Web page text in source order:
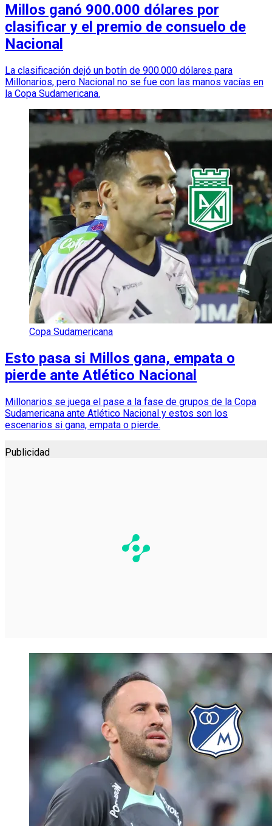
Millos ganó 900.000 dólares por
clasificar y el premio de consuelo de
Nacional
La clasificación dejó un botín de 900.000 dólares para
Millonarios, pero Nacional no se fue con las manos vacías en
la Copa Sudamericana.
Copa Sudamericana
Esto pasa si Millos gana, empata o
pierde ante Atlético Nacional
Millonarios se juega el pase a la fase de grupos de la Copa
Sudamericana ante Atlético Nacional y estos son los
escenarios si gana, empata o pierde.
Publicidad